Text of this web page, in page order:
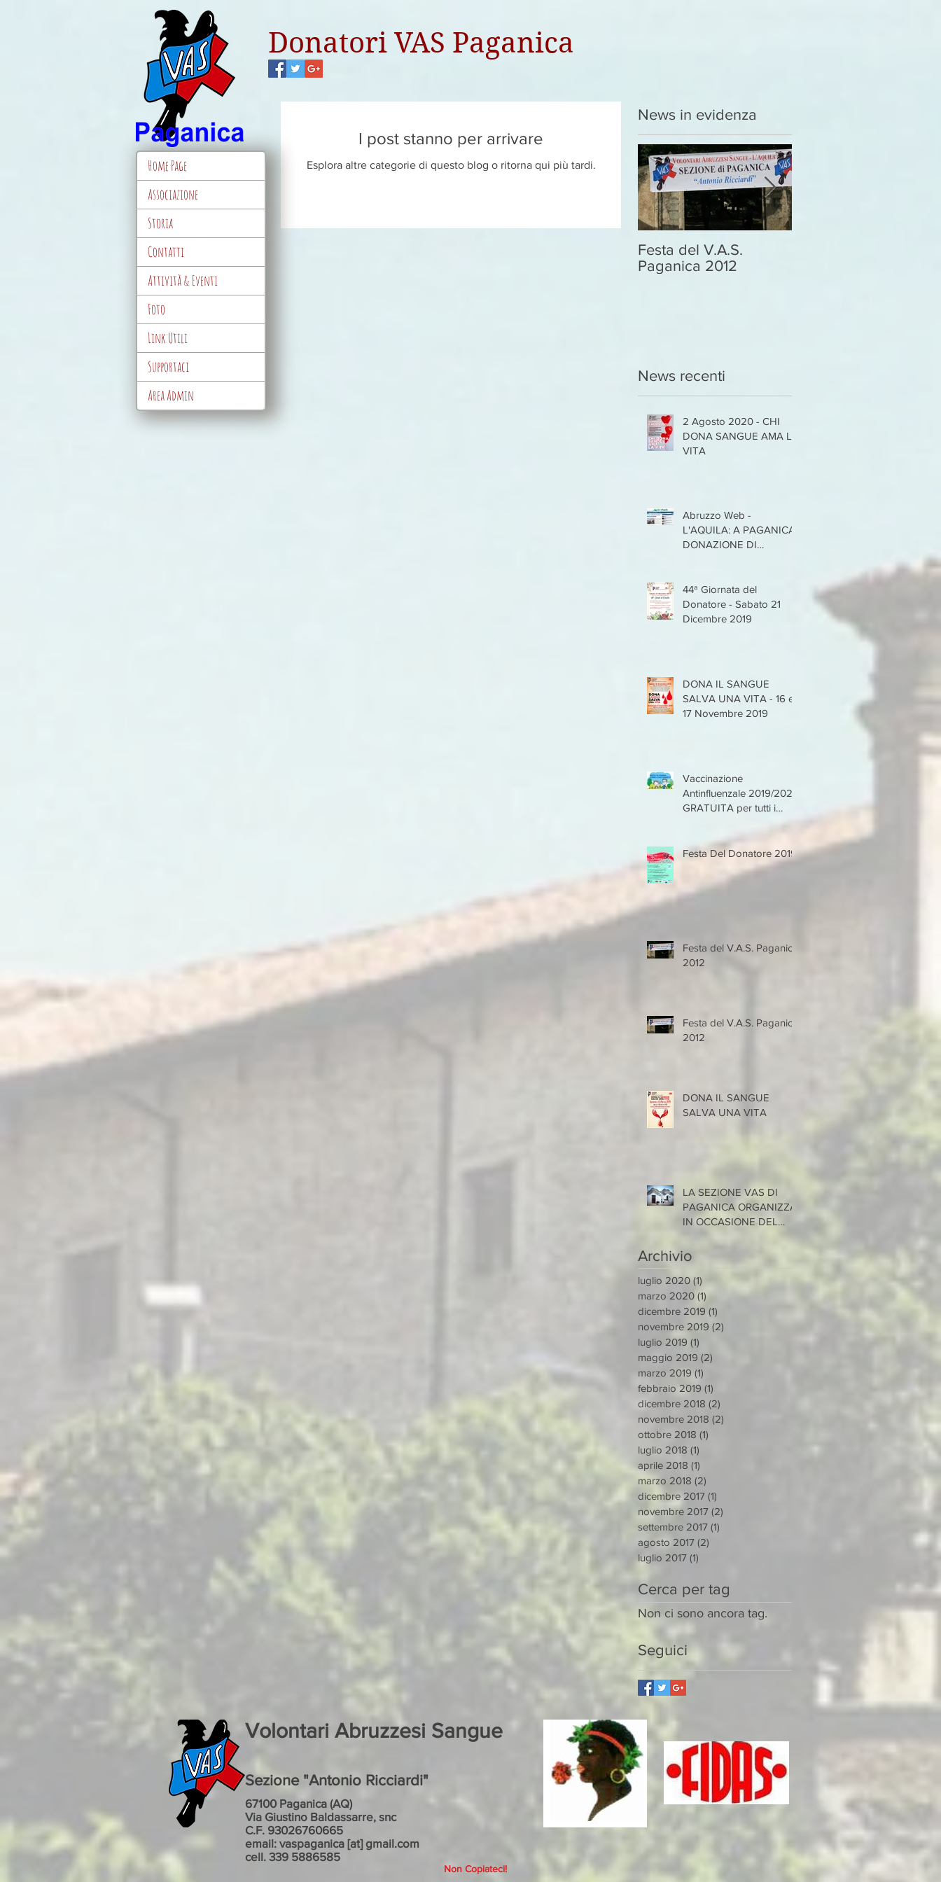
Donatori VAS Paganica
I post stanno per arrivare
Esplora altre categorie di questo blog o ritorna qui più tardi.
News in evidenza
Festa del V.A.S.
Paganica 2012
News recenti
2 Agosto 2020 - CHI
DONA SANGUE AMA LA
VITA
Abruzzo Web -
L'AQUILA: A PAGANICA
DONAZIONE DI
'CORONAVIR
44ª Giornata del
Donatore - Sabato 21
Dicembre 2019
DONA IL SANGUE
SALVA UNA VITA - 16 e
17 Novembre 2019
Vaccinazione
Antinfluenzale 2019/2020
GRATUITA per tutti i
Festa Del Donatore 2019
Festa del V.A.S. Paganica
2012
Festa del V.A.S. Paganica
2012
DONA IL SANGUE
SALVA UNA VITA
LA SEZIONE VAS DI
PAGANICA ORGANIZZA
IN OCCASIONE DEL
NAZIONALE FIDAS 2019
– MATERA 27/28
Archivio
luglio 2020 (1)
marzo 2020 (1)
dicembre 2019 (1)
novembre 2019 (2)
luglio 2019 (1)
maggio 2019 (2)
marzo 2019 (1)
febbraio 2019 (1)
dicembre 2018 (2)
novembre 2018 (2)
ottobre 2018 (1)
luglio 2018 (1)
aprile 2018 (1)
marzo 2018 (2)
dicembre 2017 (1)
novembre 2017 (2)
settembre 2017 (1)
agosto 2017 (2)
luglio 2017 (1)
Cerca per tag
Non ci sono ancora tag.
Seguici
Home Page
Associazione
Storia
Contatti
Attività & Eventi
Foto
Link Utili
Supportaci
Area Admin
Volontari Abruzzesi Sangue
Sezione "Antonio Ricciardi"
67100 Paganica (AQ)
Via Giustino Baldassarre, snc
C.F. 93026760665
email: vaspaganica [at] gmail.com
cell. 339 5886585
Non Copiateci!